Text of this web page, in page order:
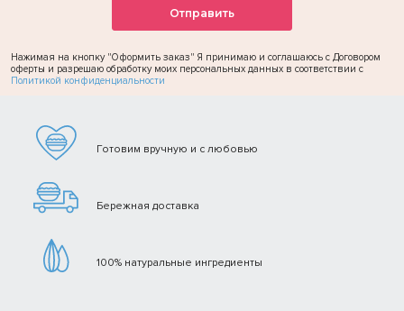
Нажимая на кнопку "Оформить заказ" Я принимаю и соглашаюсь с Договором
оферты и разрешаю обработку моих персональных данных в соответствии с
Политикой конфиденциальности
Готовим вручную и с любовью
Бережная доставка
100% натуральные ингредиенты